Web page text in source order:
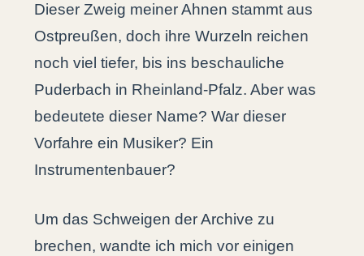
Dieser Zweig meiner Ahnen stammt aus
Ostpreußen, doch ihre Wurzeln reichen
noch viel tiefer, bis ins beschauliche
Puderbach in Rheinland-Pfalz. Aber was
bedeutete dieser Name? War dieser
Vorfahre ein Musiker? Ein
Instrumentenbauer?
Um das Schweigen der Archive zu
brechen, wandte ich mich vor einigen